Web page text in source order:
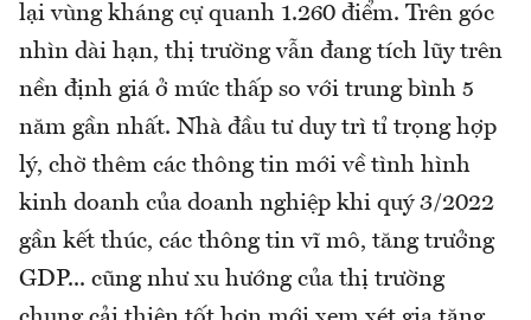
lại vùng kháng cự quanh 1.260 điểm. Trên góc
nhìn dài hạn, thị trường vẫn đang tích lũy trên
nền định giá ở mức thấp so với trung bình 5
năm gần nhất. Nhà đầu tư duy trì tỉ trọng hợp
lý, chờ thêm các thông tin mới về tình hình
kinh doanh của doanh nghiệp khi quý 3/2022
gần kết thúc, các thông tin vĩ mô, tăng trưởng
GDP... cũng như xu hướng của thị trường